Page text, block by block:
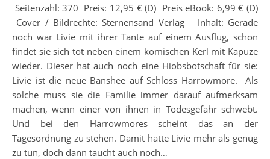
Seitenzahl: 370 Preis: 12,95 € (D) Preis eBook: 6,99 € (D)
Cover / Bildrechte: Sternensand Verlag Inhalt: Gerade
noch war Livie mit ihrer Tante auf einem Ausflug, schon
findet sie sich tot neben einem komischen Kerl mit Kapuze
wieder. Dieser hat auch noch eine Hiobsbotschaft für sie:
Livie ist die neue Banshee auf Schloss Harrowmore. Als
solche muss sie die Familie immer darauf aufmerksam
machen, wenn einer von ihnen in Todesgefahr schwebt.
Und bei den Harrowmores scheint das an der
Tagesordnung zu stehen. Damit hätte Livie mehr als genug
zu tun, doch dann taucht auch noch…